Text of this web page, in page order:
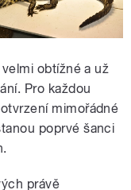
obtížné a už
Pro každou
mimořádné
poprvé šanci
právě